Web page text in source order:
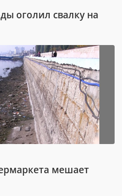
оголил свалку на
мешает